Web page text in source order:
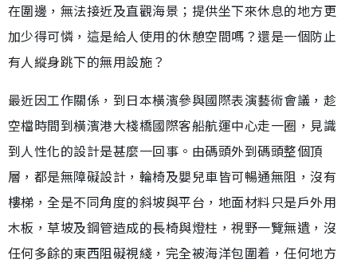
在圍邊，無法接近及直觀海景；提供坐下來休息的地方更
加少得可憐，這是給人使用的休憩空間嗎？還是一個防止
有人縱身跳下的無用設施？
最近因工作關係，到日本橫濱參與國際表演藝術會議，趁
空檔時間到橫濱港大棧橋國際客船航運中心走一圈，見識
到人性化的設計是甚麼一回事。由碼頭外到碼頭整個頂
層，都是無障礙設計，輪椅及嬰兒車皆可暢通無阻，沒有
樓梯，全是不同角度的斜坡與平台，地面材料只是戶外用
木板，草坡及鋼管造成的長椅與燈柱，視野一覽無遺，沒
任何多餘的東西阻礙視綫，完全被海洋包圍着，任何地方